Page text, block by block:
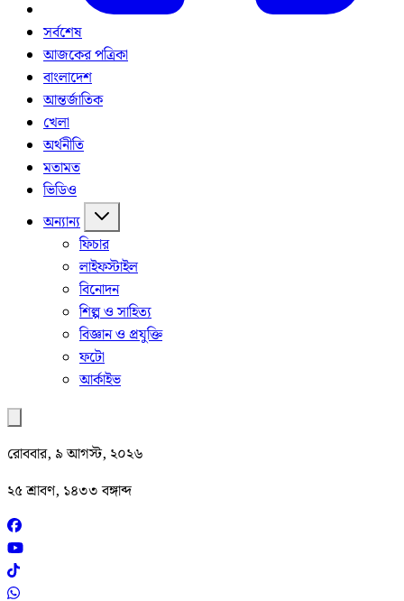
সর্বশেষ
আজকের পত্রিকা
বাংলাদেশ
আন্তর্জাতিক
খেলা
অর্থনীতি
মতামত
ভিডিও
অন্যান্য
ফিচার
লাইফস্টাইল
বিনোদন
শিল্প ও সাহিত্য
বিজ্ঞান ও প্রযুক্তি
ফটো
আর্কাইভ
রোববার, ৯ আগস্ট, ২০২৬
২৫ শ্রাবণ, ১৪৩৩ বঙ্গাব্দ